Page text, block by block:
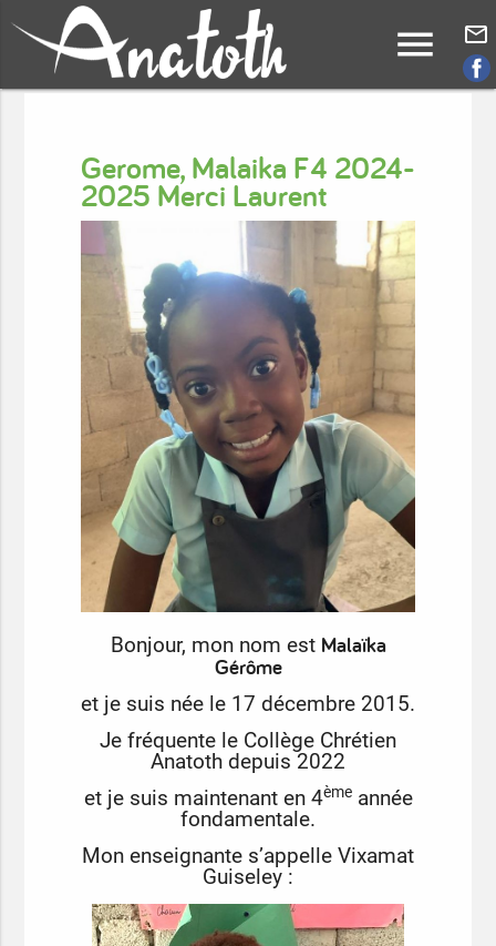
menu mail_outline
Gerome, Malaika F4 2024-
2025 Merci Laurent
Bonjour, mon nom est Malaïka
Gérôme
et je suis née le 17 décembre 2015.
Je fréquente le Collège Chrétien
Anatoth depuis 2022
et je suis maintenant en 4èmeannée
fondamentale.
Mon enseignante s’appelle Vixamat
Guiseley :